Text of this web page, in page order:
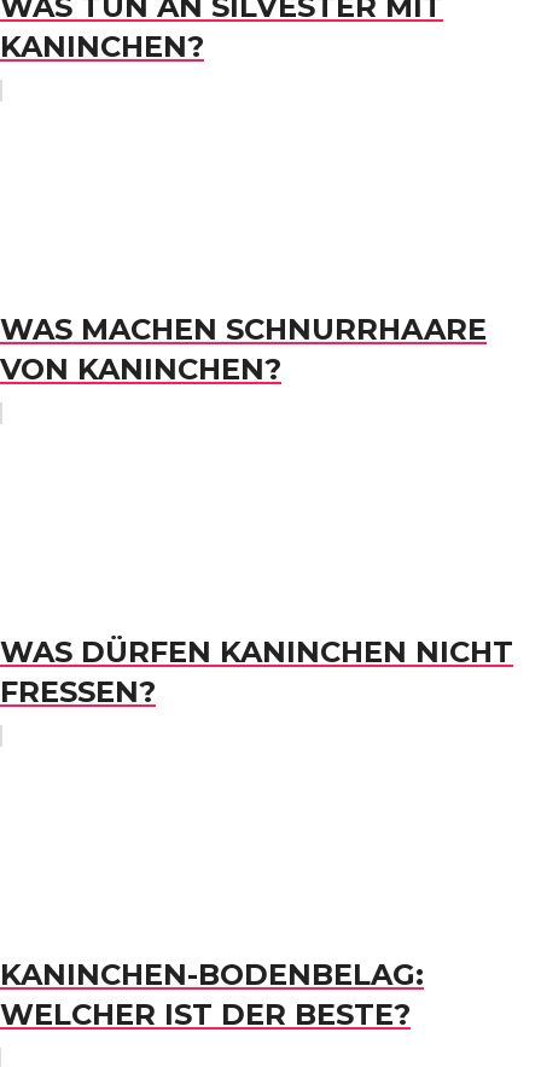
KANINCHEN?
WAS MACHEN SCHNURRHAARE
VON KANINCHEN?
WAS DÜRFEN KANINCHEN NICHT
FRESSEN?
KANINCHEN-BODENBELAG:
WELCHER IST DER BESTE?